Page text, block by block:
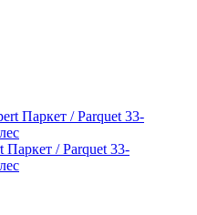
/ Parquet 33-